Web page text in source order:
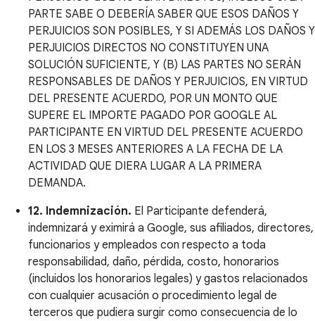
PARTE SABE O DEBERÍA SABER QUE ESOS DAÑOS Y
PERJUICIOS SON POSIBLES, Y SI ADEMÁS LOS DAÑOS Y
PERJUICIOS DIRECTOS NO CONSTITUYEN UNA
SOLUCIÓN SUFICIENTE, Y (B) LAS PARTES NO SERÁN
RESPONSABLES DE DAÑOS Y PERJUICIOS, EN VIRTUD
DEL PRESENTE ACUERDO, POR UN MONTO QUE
SUPERE EL IMPORTE PAGADO POR GOOGLE AL
PARTICIPANTE EN VIRTUD DEL PRESENTE ACUERDO
EN LOS 3 MESES ANTERIORES A LA FECHA DE LA
ACTIVIDAD QUE DIERA LUGAR A LA PRIMERA
DEMANDA.
12. Indemnización. El Participante defenderá,
indemnizará y eximirá a Google, sus afiliados, directores,
funcionarios y empleados con respecto a toda
responsabilidad, daño, pérdida, costo, honorarios
(incluidos los honorarios legales) y gastos relacionados
con cualquier acusación o procedimiento legal de
terceros que pudiera surgir como consecuencia de lo